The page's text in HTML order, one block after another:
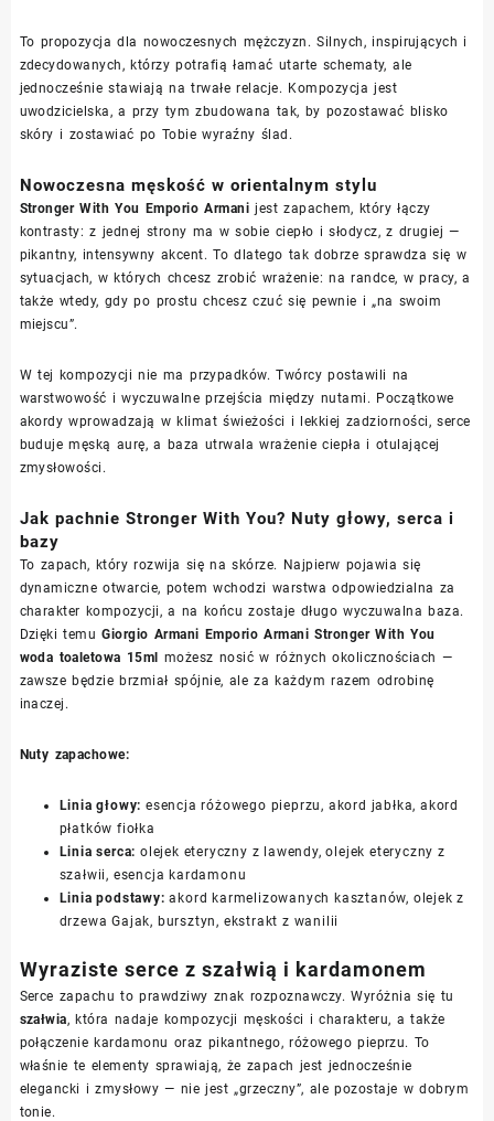
To propozycja dla nowoczesnych mężczyzn. Silnych, inspirujących i
zdecydowanych, którzy potrafią łamać utarte schematy, ale
jednocześnie stawiają na trwałe relacje. Kompozycja jest
uwodzicielska, a przy tym zbudowana tak, by pozostawać blisko
skóry i zostawiać po Tobie wyraźny ślad.
Nowoczesna męskość w orientalnym stylu
Stronger With You Emporio Armani jest zapachem, który łączy
kontrasty: z jednej strony ma w sobie ciepło i słodycz, z drugiej —
pikantny, intensywny akcent. To dlatego tak dobrze sprawdza się w
sytuacjach, w których chcesz zrobić wrażenie: na randce, w pracy, a
także wtedy, gdy po prostu chcesz czuć się pewnie i „na swoim
miejscu”.
W tej kompozycji nie ma przypadków. Twórcy postawili na
warstwowość i wyczuwalne przejścia między nutami. Początkowe
akordy wprowadzają w klimat świeżości i lekkiej zadziorności, serce
buduje męską aurę, a baza utrwala wrażenie ciepła i otulającej
zmysłowości.
Jak pachnie Stronger With You? Nuty głowy, serca i
bazy
To zapach, który rozwija się na skórze. Najpierw pojawia się
dynamiczne otwarcie, potem wchodzi warstwa odpowiedzialna za
charakter kompozycji, a na końcu zostaje długo wyczuwalna baza.
Dzięki temuGiorgio Armani Emporio Armani Stronger With You
woda toaletowa 15ml możesz nosić w różnych okolicznościach —
zawsze będzie brzmiał spójnie, ale za każdym razem odrobinę
inaczej.
Nuty zapachowe:
Linia głowy: esencja różowego pieprzu, akord jabłka, akord
płatków fiołka
Linia serca: olejek eteryczny z lawendy, olejek eteryczny z
szałwii, esencja kardamonu
Linia podstawy: akord karmelizowanych kasztanów, olejek z
drzewa Gajak, bursztyn, ekstrakt z wanilii
Wyraziste serce z szałwią i kardamonem
Serce zapachu to prawdziwy znak rozpoznawczy. Wyróżnia się tu
szałwia, która nadaje kompozycji męskości i charakteru, a także
połączenie kardamonu oraz pikantnego, różowego pieprzu. To
właśnie te elementy sprawiają, że zapach jest jednocześnie
elegancki i zmysłowy — nie jest „grzeczny”, ale pozostaje w dobrym
tonie.